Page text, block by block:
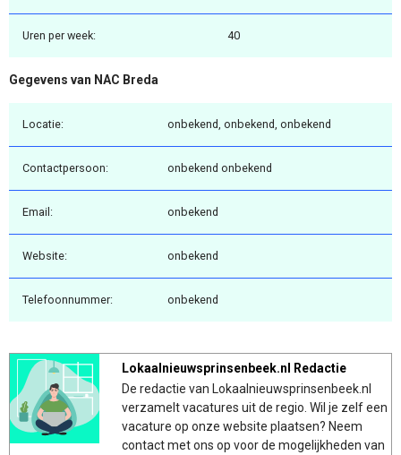
Uren per week: 40
Gegevens van NAC Breda
Locatie: onbekend, onbekend, onbekend
Contactpersoon: onbekend onbekend
Email: onbekend
Website: onbekend
Telefoonnummer: onbekend
Lokaalnieuwsprinsenbeek.nl Redactie
De redactie van Lokaalnieuwsprinsenbeek.nl
verzamelt vacatures uit de regio. Wil je zelf een
vacature op onze website plaatsen? Neem
contact met ons op voor de mogelijkheden van